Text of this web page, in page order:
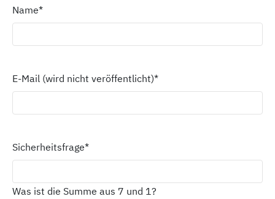
Name*
E-Mail (wird nicht veröffentlicht)*
Sicherheitsfrage*
Was ist die Summe aus 7 und 1?